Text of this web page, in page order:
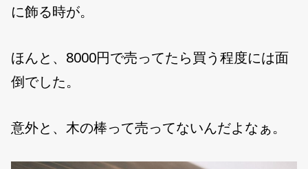
に飾る時が。
ほんと、8000円で売ってたら買う程度には面
倒でした。
意外と、木の棒って売ってないんだよなぁ。